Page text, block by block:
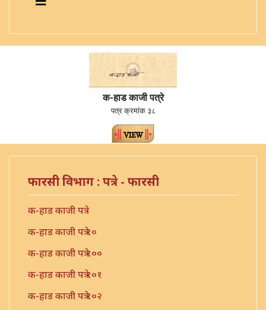
क-हाड काजी पत्रे
पत्र क्रमांक ३८
फारसी विभाग : पत्रे - फारसी
क-हाड काजी पत्रे
क-हाड काजी पत्रे १०
क-हाड काजी पत्रे १००
क-हाड काजी पत्रे १०१
क-हाड काजी पत्रे १०२